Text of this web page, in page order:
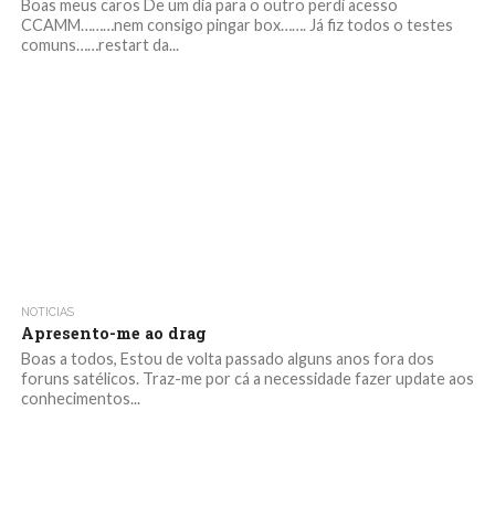
Boas meus caros De um dia para o outro perdi acesso
CCAMM………nem consigo pingar box……. Já fiz todos o testes
comuns……restart da...
NOTICIAS
Apresento-me ao drag
Boas a todos, Estou de volta passado alguns anos fora dos
foruns satélicos. Traz-me por cá a necessidade fazer update aos
conhecimentos...